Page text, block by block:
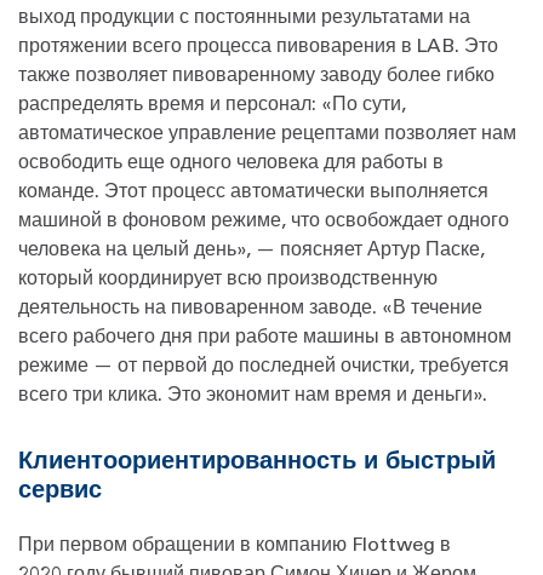
выход продукции с постоянными результатами на
протяжении всего процесса пивоварения в LAB. Это
также позволяет пивоваренному заводу более гибко
распределять время и персонал: «По сути,
автоматическое управление рецептами позволяет нам
освободить еще одного человека для работы в
команде. Этот процесс автоматически выполняется
машиной в фоновом режиме, что освобождает одного
человека на целый день», — поясняет Артур Паске,
который координирует всю производственную
деятельность на пивоваренном заводе. «В течение
всего рабочего дня при работе машины в автономном
режиме — от первой до последней очистки, требуется
всего три клика. Это экономит нам время и деньги».
Клиентоориентированность и быстрый
сервис
При первом обращении в компанию Flottweg в